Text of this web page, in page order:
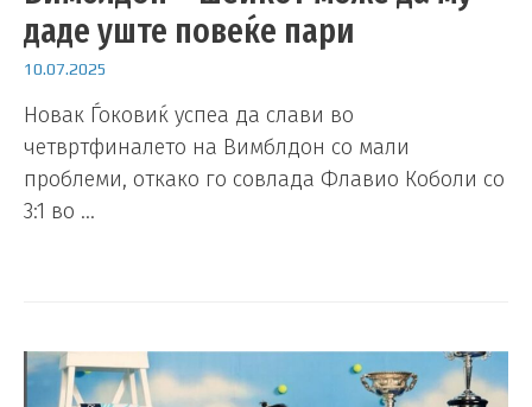
даде уште повеќе пари
10.07.2025
Новак Ѓоковиќ успеа да слави во
четвртфиналето на Вимблдон со мали
проблеми, откако го совлада Флавио Коболи со
3:1 во …